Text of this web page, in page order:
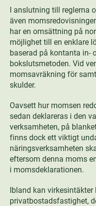
I anslutning till reglerna
även
har en omsättning på
möjlighet till en enklare
baserad på kontanta in-
bokslutsmetoden. Vid
momsavräkning för
skulder.
Oavsett hur momsen
sedan deklareras i den
verksamheten, på
finns dock ett viktigt
näringsverksamheten
eftersom denna moms
i momsdeklarationen.
Ibland kan
privatbostadsfastighet,